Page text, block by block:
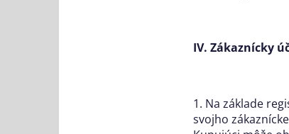
IV. Zákaznícky
1. Na základe
svojho